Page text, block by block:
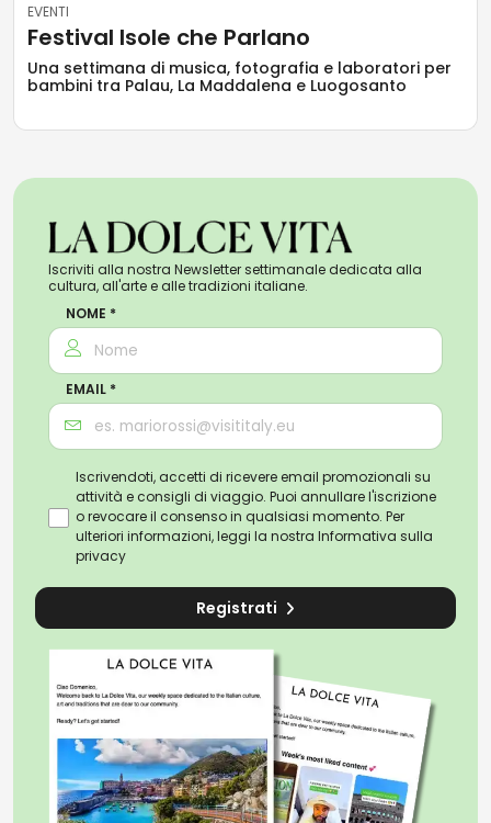
EVENTI
Festival Isole che Parlano
Una settimana di musica, fotografia e laboratori per
bambini tra Palau, La Maddalena e Luogosanto
Iscriviti alla nostra Newsletter settimanale dedicata alla
cultura, all'arte e alle tradizioni italiane.
NOME *
EMAIL *
Iscrivendoti, accetti di ricevere email promozionali su
attività e consigli di viaggio. Puoi annullare l'iscrizione
o revocare il consenso in qualsiasi momento. Per
ulteriori informazioni, leggi la nostra Informativa sulla
privacy
Registrati